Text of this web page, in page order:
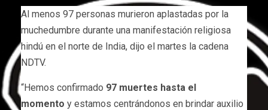
Al menos 97 personas murieron aplastadas por la
muchedumbre durante una manifestación religiosa
hindú en el norte de India, dijo el martes la cadena
NDTV.
“Hemos confirmado 97 muertes hasta el
momento y estamos centrándonos en brindar auxilio